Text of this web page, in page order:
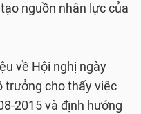
nguồn nhân lực của
về Hội nghị ngày
trưởng cho thấy việc
2015 và định hướng